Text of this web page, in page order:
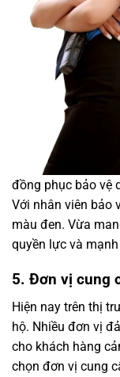
đồng phục bảo vệ
Với nhân viên bảo
màu đen. Vừa
quyền lực và mạnh
5. Đơn vị cung
Hiện nay trên thị
hộ. Nhiều đơn vị
cho khách hàng
chọn đơn vị cung